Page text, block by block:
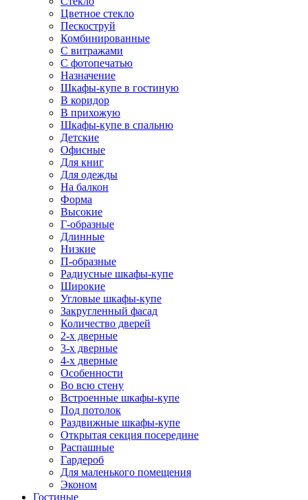
Цветное стекло
Пескоструй
Комбинированные
С витражами
С фотопечатью
Назначение
Шкафы-купе в гостиную
В коридор
В прихожую
Шкафы-купе в спальню
Детские
Офисные
Для книг
Для одежды
На балкон
Форма
Высокие
Г-образные
Длинные
Низкие
П-образные
Радиусные шкафы-купе
Широкие
Угловые шкафы-купе
Закругленный фасад
Количество дверей
2-х дверные
3-х дверные
4-х дверные
Особенности
Во всю стену
Встроенные шкафы-купе
Под потолок
Раздвижные шкафы-купе
Открытая секция посередине
Распашные
Гардероб
Для маленького помещения
Эконом
Гостиные